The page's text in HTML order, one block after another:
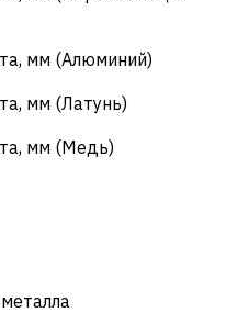
мм (Алюминий)
мм (Латунь)
мм (Медь)